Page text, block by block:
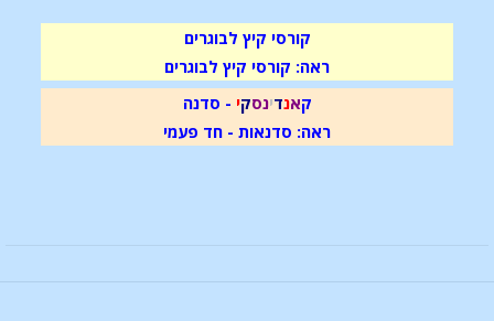
קורסי קיץ לבוגרים
ראה: קורסי קיץ לבוגרים
קאנדינסקי - סדנה
ראה: סדנאות - חד פעמי